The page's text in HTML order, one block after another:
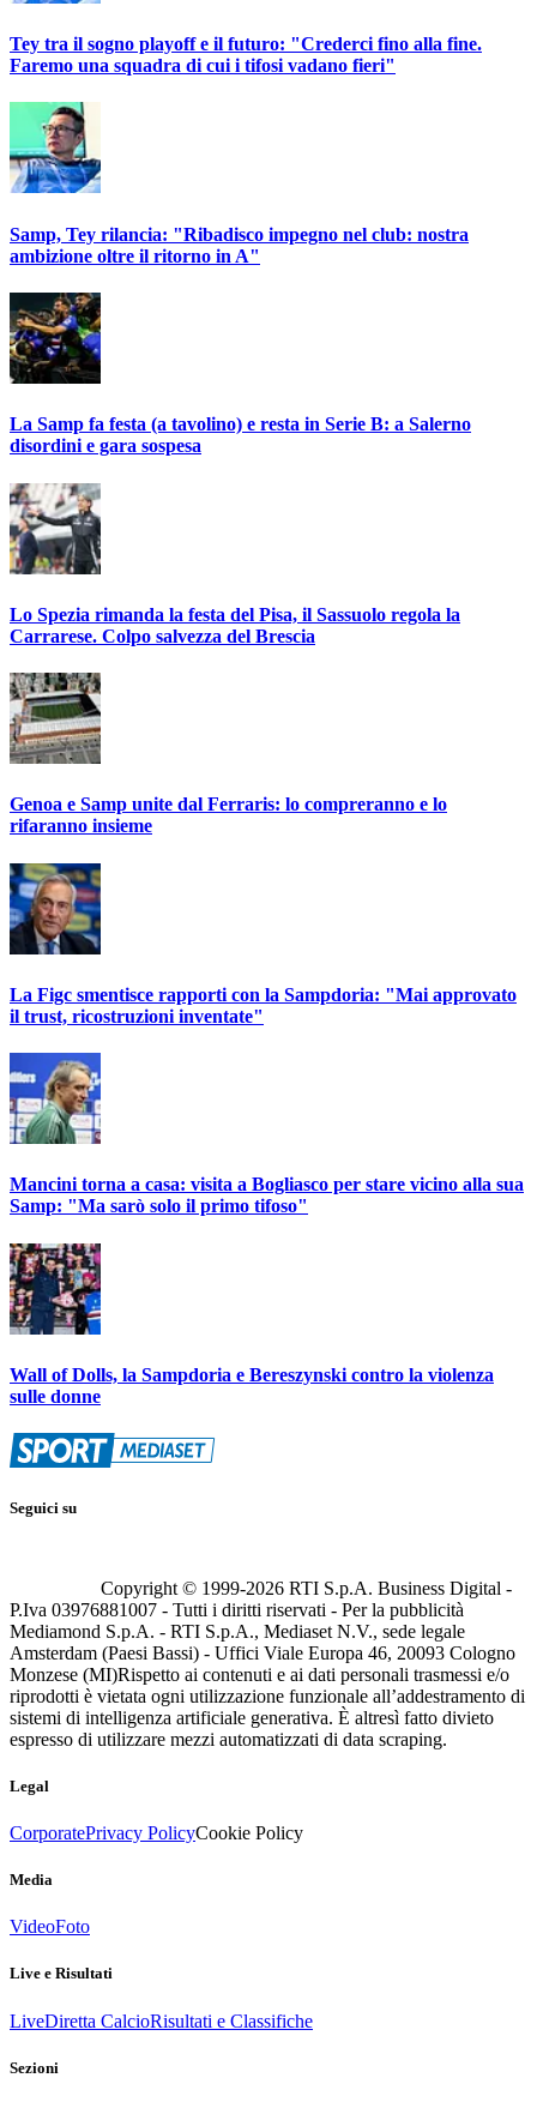
Tey tra il sogno playoff e il futuro: "Crederci fino alla fine.
Faremo una squadra di cui i tifosi vadano fieri"
Samp, Tey rilancia: "Ribadisco impegno nel club: nostra
ambizione oltre il ritorno in A"
La Samp fa festa (a tavolino) e resta in Serie B: a Salerno
disordini e gara sospesa
Lo Spezia rimanda la festa del Pisa, il Sassuolo regola la
Carrarese. Colpo salvezza del Brescia
Genoa e Samp unite dal Ferraris: lo compreranno e lo
rifaranno insieme
La Figc smentisce rapporti con la Sampdoria: "Mai approvato
il trust, ricostruzioni inventate"
Mancini torna a casa: visita a Bogliasco per stare vicino alla sua
Samp: "Ma sarò solo il primo tifoso"
Wall of Dolls, la Sampdoria e Bereszynski contro la violenza
sulle donne
Seguici su
Copyright © 1999-2026 RTI S.p.A. Business Digital -
P.Iva 03976881007 - Tutti i diritti riservati - Per la pubblicità
Mediamond S.p.A. - RTI S.p.A., Mediaset N.V., sede legale
Amsterdam (Paesi Bassi) - Uffici Viale Europa 46, 20093 Cologno
Monzese (MI)Rispetto ai contenuti e ai dati personali trasmessi e/o
riprodotti è vietata ogni utilizzazione funzionale all’addestramento di
sistemi di intelligenza artificiale generativa. È altresì fatto divieto
espresso di utilizzare mezzi automatizzati di data scraping.
Legal
CorporatePrivacy PolicyCookie Policy
Media
VideoFoto
Live e Risultati
LiveDiretta CalcioRisultati e Classifiche
Sezioni